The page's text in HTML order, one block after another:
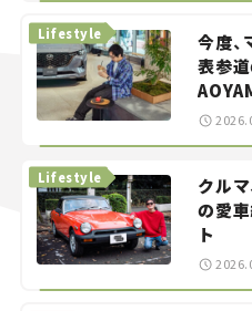
今度、
表参
——連
Lifestyle
クル
の愛
ト
Lifestyle